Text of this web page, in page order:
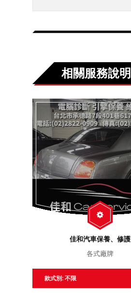
相關服務說明
佳和汽車保養、修護
各式廠牌
款式別: 不限